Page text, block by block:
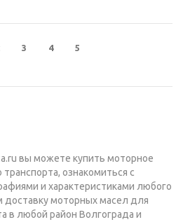
3 4 5
вы можете купить моторное
ознакомиться с
и характеристиками любого
моторных масел для
в любой район Волгограда и